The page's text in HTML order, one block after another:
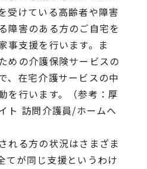
受けている高齢者や障害
障害のある方のご自宅を
事支援を行います。ま
めの介護保険サービスの
、在宅介護サービスの中
を行います。（参考：厚
ト 訪問介護員/ホームヘ
れる方の状況はさまざま
てが同じ支援というわけ